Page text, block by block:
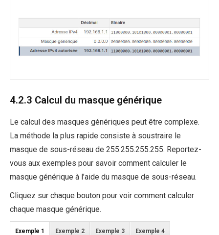
4.2.3 Calcul du masque générique
Le calcul des masques génériques peut être complexe.
La méthode la plus rapide consiste à soustraire le
masque de sous-réseau de 255.255.255.255. Reportez-
vous aux exemples pour savoir comment calculer le
masque générique à l’aide du masque de sous-réseau.
Cliquez sur chaque bouton pour voir comment calculer
chaque masque générique.
Exemple 1 Exemple 2 Exemple 3 Exemple 4